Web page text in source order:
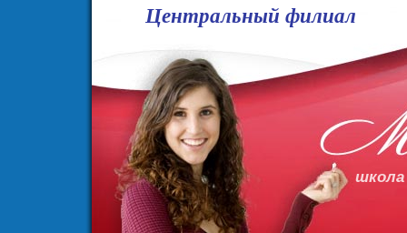
Центральный филиал